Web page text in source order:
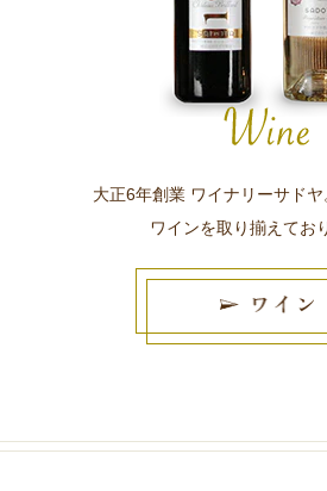
大正6年創業 ワイナリーサド
ワインを取り揃えてお